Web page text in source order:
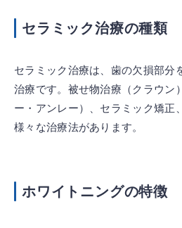
セラミック治療の種類
セラミック治療は、歯の欠損部分
治療です。被せ物治療（クラウン
ー・アンレー）、セラミック矯正
様々な治療法があります。
ホワイトニングの特徴